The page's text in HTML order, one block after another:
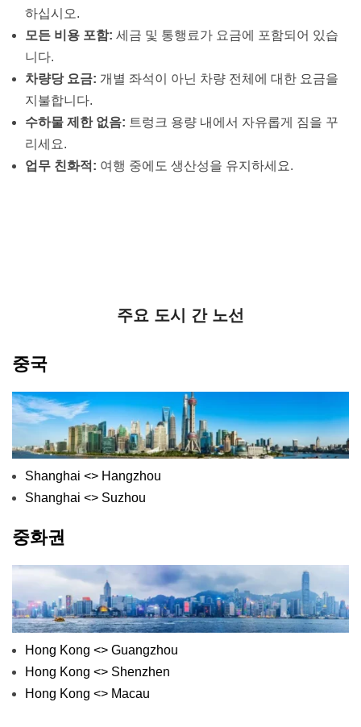
하십시오.
모든 비용 포함: 세금 및 통행료가 요금에 포함되어 있습
니다.
차량당 요금: 개별 좌석이 아닌 차량 전체에 대한 요금을
지불합니다.
수하물 제한 없음: 트렁크 용량 내에서 자유롭게 짐을 꾸
리세요.
업무 친화적: 여행 중에도 생산성을 유지하세요.
주요 도시 간 노선
중국
Shanghai <> Hangzhou
Shanghai <> Suzhou
중화권
Hong Kong <> Guangzhou
Hong Kong <> Shenzhen
Hong Kong <> Macau